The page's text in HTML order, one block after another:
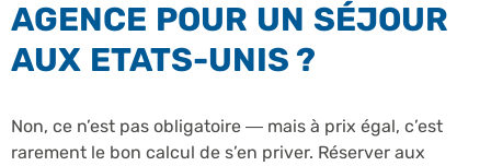
AGENCE POUR UN SÉJOUR
AUX ETATS-UNIS ?
Non, ce n’est pas obligatoire — mais à prix égal, c’est
rarement le bon calcul de s’en priver. Réserver aux